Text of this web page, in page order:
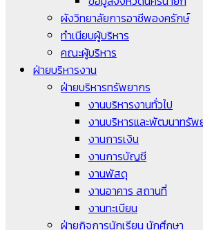
ผังวิทยาลัยการอาชีพองครักษ์
ทำเนียบผู้บริหาร
คณะผู้บริหาร
ฝ่ายบริหารงาน
ฝ่ายบริหารทรัพยากร
งานบริหารงานทั่วไป
งานบริหารและพัฒนาทรัพ
งานการเงิน
งานการบัญชี
งานพัสดุ
งานอาคาร สถานที่
งานทะเบียน
ฝ่ายกิจการนักเรียน นักศึกษา